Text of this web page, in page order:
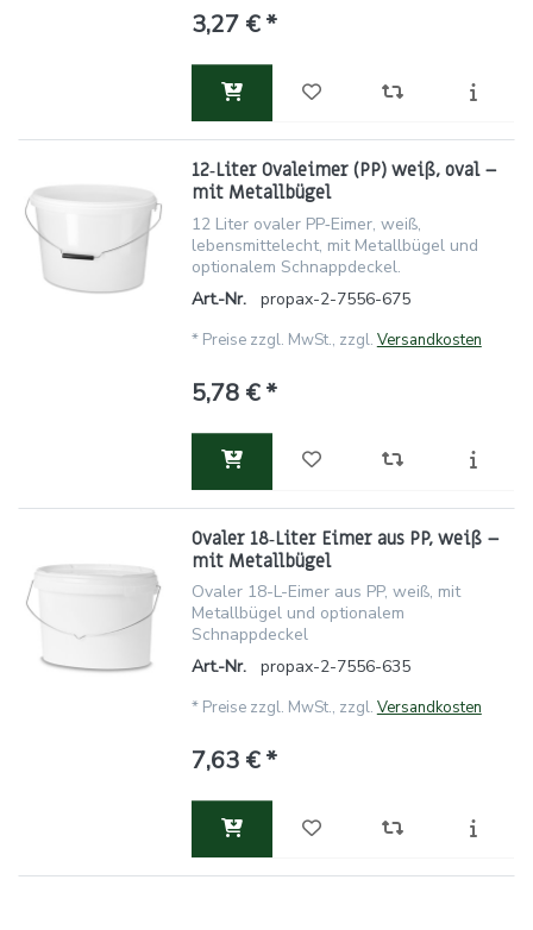
3,27 € *
12‑Liter Ovaleimer (PP) weiß, oval –
mit Metallbügel
12 Liter ovaler PP‑Eimer, weiß,
lebensmittelecht, mit Metallbügel und
optionalem Schnappdeckel.
Art.-Nr.
propax-2-7556-675
* Preise zzgl. MwSt., zzgl. Versandkosten
5,78 € *
Ovaler 18‑Liter Eimer aus PP, weiß –
mit Metallbügel
Ovaler 18-L-Eimer aus PP, weiß, mit
Metallbügel und optionalem
Schnappdeckel
Art.-Nr.
propax-2-7556-635
* Preise zzgl. MwSt., zzgl. Versandkosten
7,63 € *